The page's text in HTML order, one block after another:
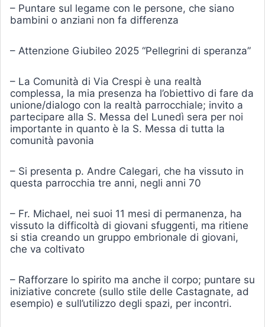
– Puntare sul legame con le persone, che siano
bambini o anziani non fa differenza
– Attenzione Giubileo 2025 “Pellegrini di speranza”
– La Comunità di Via Crespi è una realtà
complessa, la mia presenza ha l’obiettivo di fare da
unione/dialogo con la realtà parrocchiale; invito a
partecipare alla S. Messa del Lunedì sera per noi
importante in quanto è la S. Messa di tutta la
comunità pavonia
– Si presenta p. Andre Calegari, che ha vissuto in
questa parrocchia tre anni, negli anni 70
– Fr. Michael, nei suoi 11 mesi di permanenza, ha
vissuto la difficoltà di giovani sfuggenti, ma ritiene
si stia creando un gruppo embrionale di giovani,
che va coltivato
– Rafforzare lo spirito ma anche il corpo; puntare su
iniziative concrete (sullo stile delle Castagnate, ad
esempio) e sull’utilizzo degli spazi, per incontri.